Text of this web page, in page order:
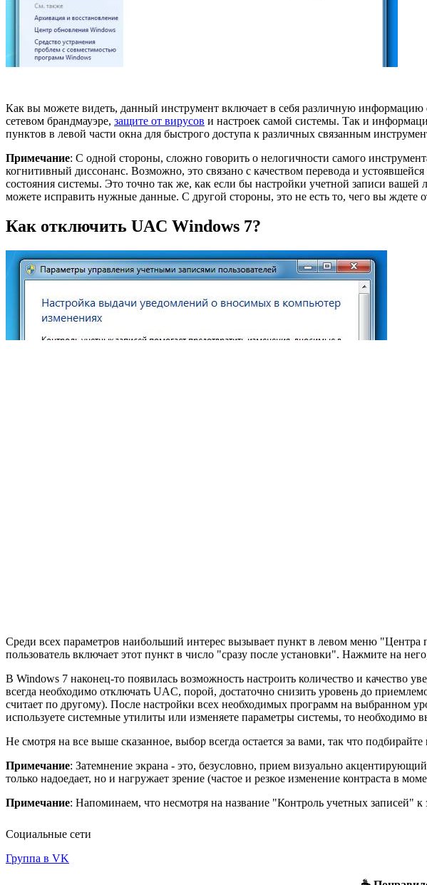
Как вы можете видеть, данный инструмент включает в себя различную
сетевом брандмауэре, защите от вирусов и настроек самой системы. Так и
пунктов в левой части окна для быстрого доступа к различных связанным
Примечание: С одной стороны, сложно говорить о нелогичности самого
когнитивный диссонанс. Возможно, это связано с качеством перевода и
состояния системы. Это точно так же, как если бы настройки учетной записи
можете исправить нужные данные. С другой стороны, это не есть то, чего вы ждете
Как отключить UAC Windows 7?
Среди всех параметров наибольший интерес вызывает пункт в левом меню
пользователь включает этот пункт в число "сразу после установки". Нажмите на
В Windows 7 наконец-то появилась возможность настроить количество и
всегда необходимо отключать UAC, порой, достаточно снизить уровень до
считает по другому). После настройки всех необходимых программ на выбранном
используете системные утилиты или изменяете параметры системы, то
Не смотря на все выше сказанное, выбор всегда остается за вами, так что
Примечание: Затемнение экрана - это, безусловно, прием визуально
только надоедает, но и нагружает зрение (частое и резкое изменение контраста в
Примечание: Напоминаем, что несмотря на название "Контроль учетных записей"
Социальные сети
Группа в VK